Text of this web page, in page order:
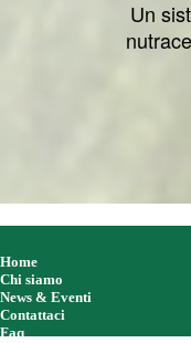
Un
Home
Chi siamo
News & Eventi
Contattaci
Faq